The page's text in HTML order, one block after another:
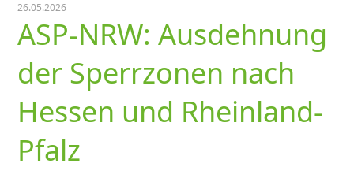
26.05.2026
ASP-NRW: Ausdehnung
der Sperrzonen nach
Hessen und Rheinland-
Pfalz